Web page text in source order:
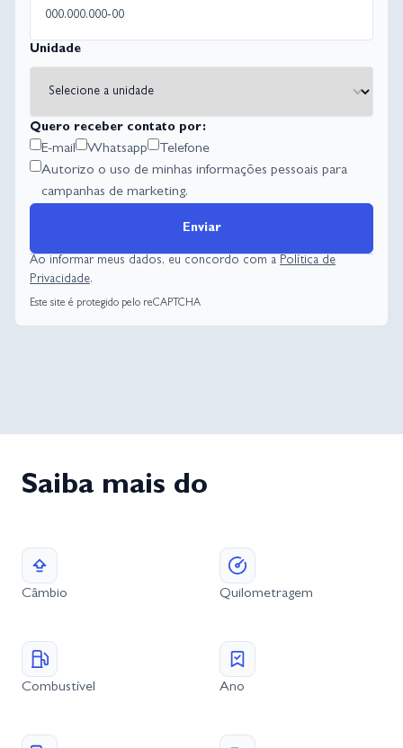
Unidade
Quero receber contato por:
E-mail Whatsapp
Telefone
Autorizo o uso de minhas informações pessoais para
campanhas de marketing.
Enviar
Ao informar meus dados, eu concordo com a Política de
Privacidade.
Este site é protegido pelo reCAPTCHA
Saiba mais do
Câmbio Quilometragem
Combustível Ano